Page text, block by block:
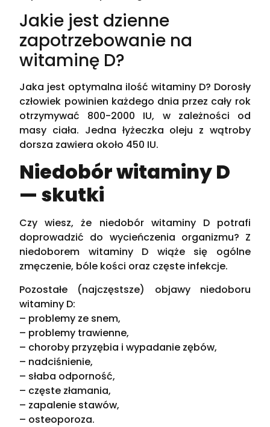
Jakie jest dzienne
zapotrzebowanie na
witaminę D?
Jaka jest optymalna ilość witaminy D? Dorosły
człowiek powinien każdego dnia przez cały rok
otrzymywać 800-2000 IU, w zależności od
masy ciała. Jedna łyżeczka oleju z wątroby
dorsza zawiera około 450 IU.
Niedobór witaminy D
— skutki
Czy wiesz, że niedobór witaminy D potrafi
doprowadzić do wycieńczenia organizmu? Z
niedoborem witaminy D wiąże się ogólne
zmęczenie, bóle kości oraz częste infekcje.
Pozostałe (najczęstsze) objawy niedoboru
witaminy D:
– problemy ze snem,
– problemy trawienne,
– choroby przyzębia i wypadanie zębów,
– nadciśnienie,
– słaba odporność,
– częste złamania,
– zapalenie stawów,
– osteoporoza.